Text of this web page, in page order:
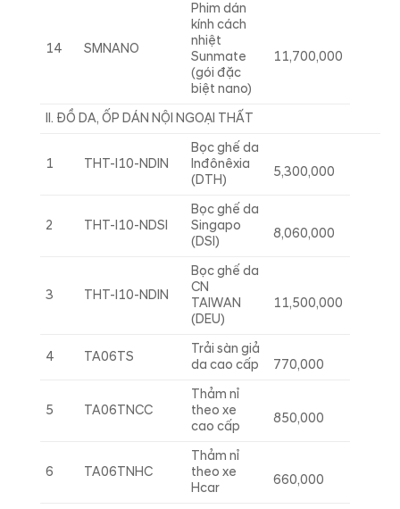
14 SMNANO
Phim dán
kính cách
nhiệt
Sunmate
(gói đặc
biệt nano)
11,700,000
II. ĐỒ DA, ỐP DÁN NỘI NGOẠI THẤT
1 THT-I10-NDIN
Bọc ghế da
Inđônêxia
(DTH)
5,300,000
2 THT-I10-NDSI
Bọc ghế da
Singapo
(DSI)
8,060,000
3 THT-I10-NDIN
Bọc ghế da
CN
TAIWAN
(DEU)
11,500,000
4 TA06TS
Trải sàn giả
da cao cấp
770,000
5 TA06TNCC
Thảm nỉ
theo xe
cao cấp
850,000
6 TA06TNHC
Thảm nỉ
theo xe
Hcar
660,000